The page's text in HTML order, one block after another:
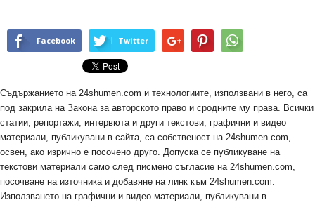
Facebook Twitter
Съдържанието на 24shumen.com и технологиите, използвани в него, са
под закрила на Закона за авторското право и сродните му права. Всички
статии, репортажи, интервюта и други текстови, графични и видео
материали, публикувани в сайта, са собственост на 24shumen.com,
освен, ако изрично е посочено друго. Допуска се публикуване на
текстови материали само след писмено съгласие на 24shumen.com,
посочване на източника и добавяне на линк към 24shumen.com.
Използването на графични и видео материали, публикувани в